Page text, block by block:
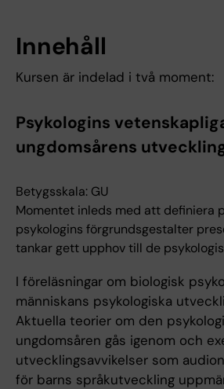
Innehåll
Kursen är indelad i två moment:
Psykologins
ungdomsårens
Betygsskala: GU
Momentet inleds med att definiera
psykologins förgrundsgestalter
tankar gett upphov till de
I föreläsningar om biologisk
människans psykologiska
Aktuella teorier om den
ungdomsåren gås igenom och
utvecklingsavvikelser som
för barns språkutveckling